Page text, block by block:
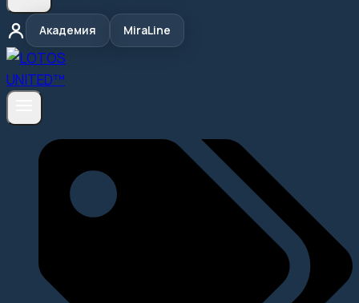
Академия MiraLine